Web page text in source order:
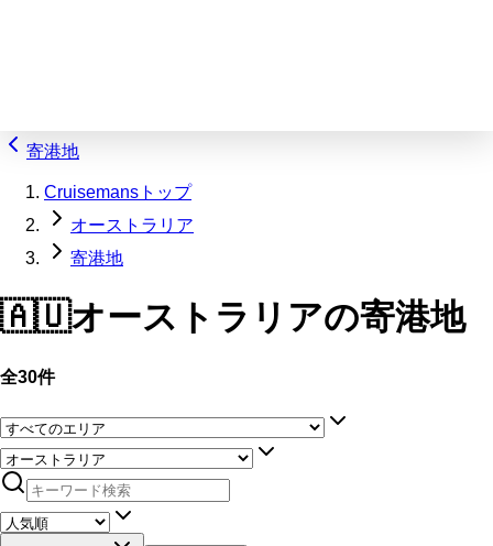
寄港地
Cruisemansトップ
オーストラリア
寄港地
🇦🇺オーストラリアの寄港地
全30件